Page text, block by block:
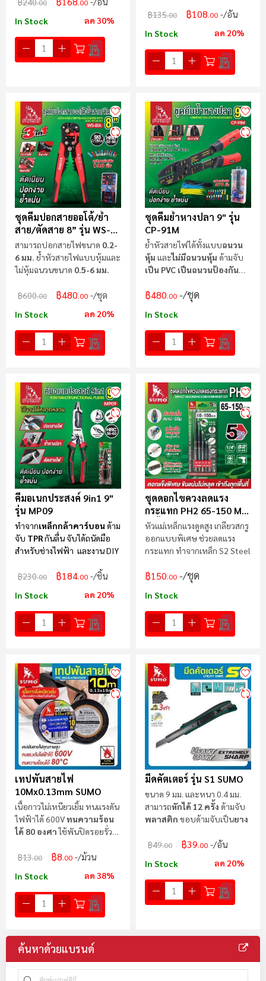
.00 .00
In Stock ลด 30%
฿135.00 ฿108.00 /อัน
In Stock ลด 20%
ชุดคีมปอกสายออโต้/ย้ำ
สาย/ตัดสาย 8” รุ่น WS-
81A
สามารถปอกสายไฟขนาด 0.2-
6 มม. ย้ำหัวสายไฟแบบหุ้มและ
ไม่หุ้มฉนวนขนาด 0.5-6 มม.
฿600.00 ฿480.00 /ชุด
In Stock ลด 20%
ชุดคีมย้ำหางปลา 9" รุ่น
CP-91M
ย้ำหัวสายไฟได้ทั้งแบบฉนวน
หุ้ม และไม่มีฉนวนหุ้ม ด้ามจับ
เป็น PVC เป็นฉนวนป้องกัน
฿480.00 /ชุด
In Stock
คีมอเนกประสงค์ 9in1 9"
รุ่น MP09
ทำจากเหล็กกล้าคาร์บอนด้าม
จับ TPRกันลื่น จับได้ถนัดมือ
สำหรับช่างไฟฟ้า และงาน DIY
฿230.00 ฿184.00 /ชิ้น
In Stock ลด 20%
ชุดดอกไขควงลดแรง
กระแทก PH2 65-150 Mm
(5ชิ้น/ชุด)
หัวแม่เหล็กแรงดูดสูง เกลียวสกรู
ออกแบบพิเศษ ช่วยลดแรง
กระแทก ทำจากเหล็ก S2 Steel
฿150.00 /ชุด
In Stock
เทปพันสายไฟ
10Mx0.13mm SUMO
เนื้อกาวไม่เหนียวเยิ้ม ทนแรงดัน
ไฟฟ้าได้ 600Vทนความร้อน
ได้ 80 องศาใช้พันปิดรอยรั่วได้
฿13.00 ฿8.00 /ม้วน
In Stock ลด 38%
มีดคัตเตอร์ รุ่น S1 SUMO
ขนาด 9 มม. และหนา 0.4 มม.
สามารถหักได้ 12 ครั้ง ด้ามจับ
พลาสติก ขอบด้ามจับเป็นยาง
฿49.00 ฿39.00 /อัน
In Stock ลด 20%